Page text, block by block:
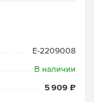
E-2209008
В наличии
5 909 ₽